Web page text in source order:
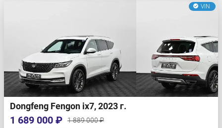
VIN
Dongfeng Fengon ix7, 2023 г.
1 689 000 ₽
1 889 000 ₽